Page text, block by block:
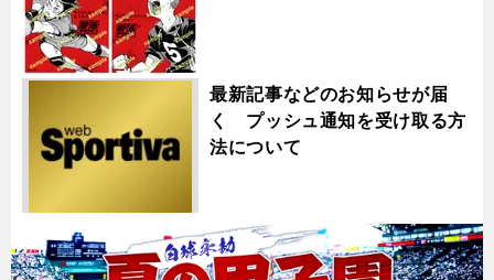
最新記事などのお知らせが届
く プッシュ通知を受け取る方
法について